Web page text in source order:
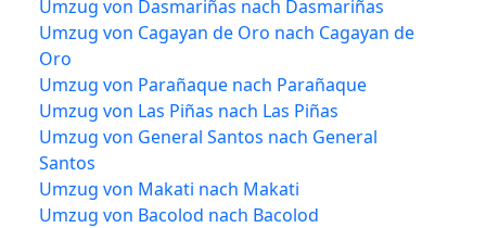
Umzug von Dasmariñas nach Dasmariñas
Umzug von Cagayan de Oro nach Cagayan de
Oro
Umzug von Parañaque nach Parañaque
Umzug von Las Piñas nach Las Piñas
Umzug von General Santos nach General
Santos
Umzug von Makati nach Makati
Umzug von Bacolod nach Bacolod